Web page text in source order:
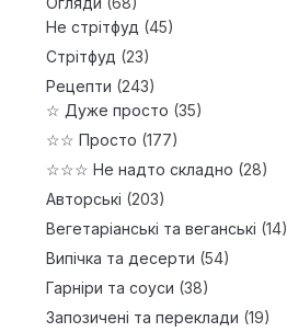
Не стрітфуд (45)
Стрітфуд (23)
Рецепти (243)
☆ Дуже просто (35)
☆☆ Просто (177)
☆☆☆ Не надто складно (28)
Авторські (203)
Вегетаріанські та веганські (14)
Випічка та десерти (54)
Гарніри та соуси (38)
Запозичені та переклади (19)